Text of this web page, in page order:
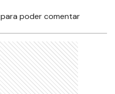
para poder comentar